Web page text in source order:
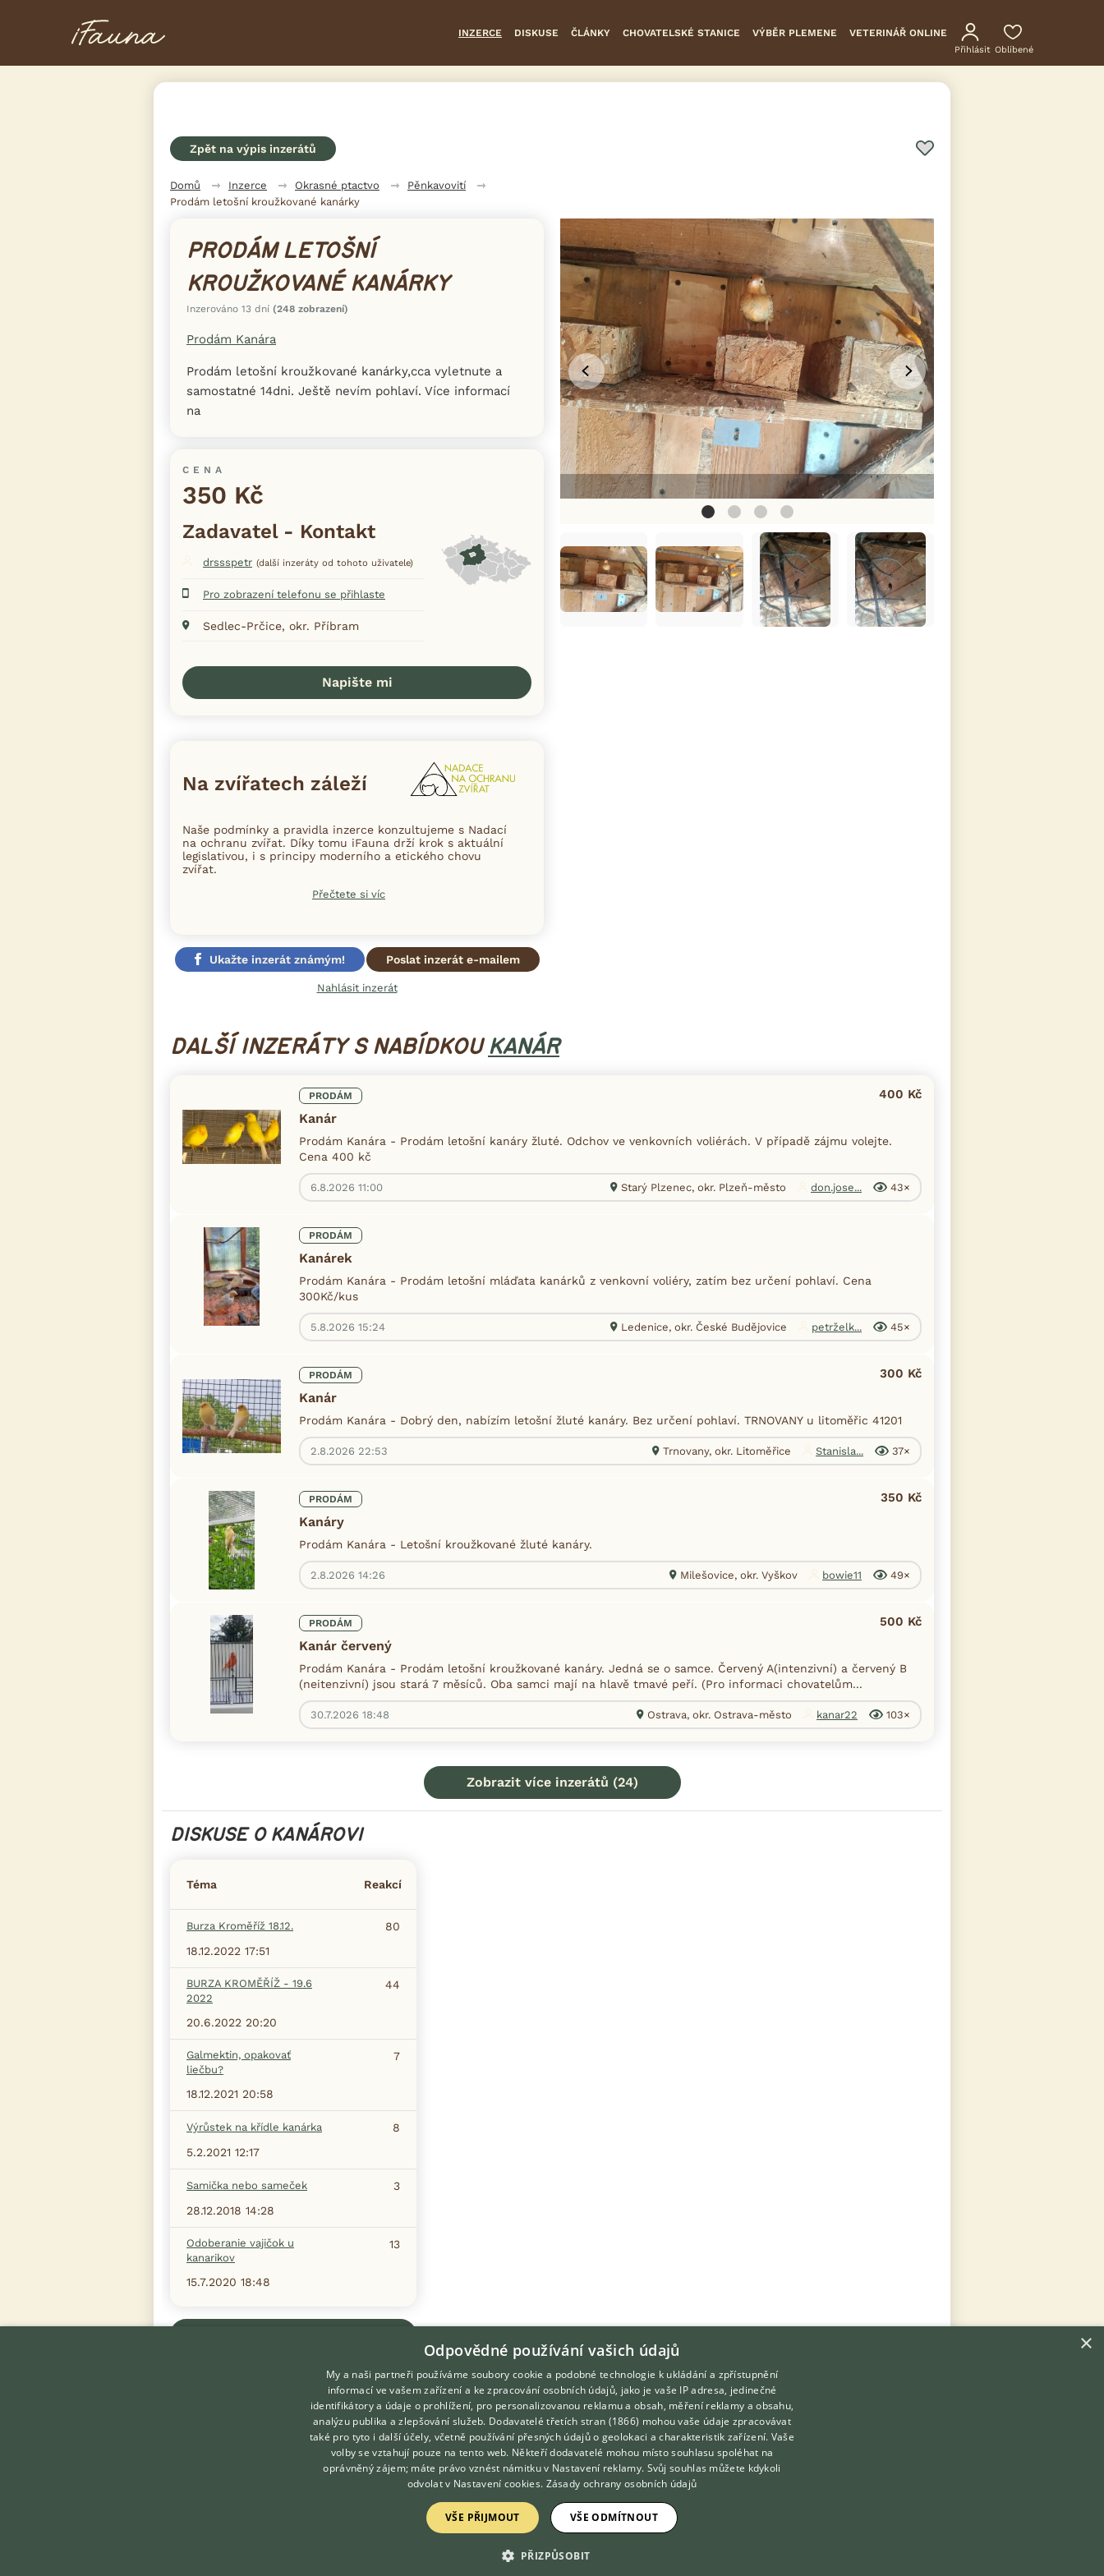
INZERCE DISKUSE ČLÁNKY CHOVATELSKÉ STANICE VÝBĚR PLEMENE VETERINÁŘ ONLINE
Přihlásit Oblíbené
Zpět na výpis inzerátů
Domů Inzerce Okrasné ptactvo
Pěnkavovití
Prodám letošní kroužkované kanárky
PRODÁM LETOŠNÍ
KROUŽKOVANÉ KANÁRKY
Inzerováno 13 dní (248 zobrazení)
Prodám Kanára
Prodám letošní kroužkované kanárky,cca vyletnute a
samostatné 14dni. Ještě nevím pohlaví. Více informací
na
CENA
350 Kč
Zadavatel - Kontakt
drssspetr (další inzeráty od tohoto uživatele)
Pro zobrazení telefonu se přihlaste
Sedlec-Prčice, okr. Příbram
Napište mi
Na zvířatech záleží
Naše podmínky a pravidla inzerce konzultujeme s Nadací
na ochranu zvířat. Díky tomu iFauna drží krok s aktuální
legislativou, i s principy moderního a etického chovu
zvířat.
Přečtete si víc
Ukažte inzerát známým! Poslat inzerát e-mailem
Nahlásit inzerát
DALŠÍ INZERÁTY S NABÍDKOU KANÁR
PRODÁM
Kanár
400 Kč
Prodám Kanára - Prodám letošní kanáry žluté. Odchov ve venkovních voliérách. V případě zájmu volejte.
Cena 400 kč
6.8.2026 11:00 Starý Plzenec, okr. Plzeň-město don.jose... 43×
PRODÁM
Kanárek
Prodám Kanára - Prodám letošní mláďata kanárků z venkovní voliéry, zatím bez určení pohlaví. Cena
300Kč/kus
5.8.2026 15:24 Ledenice, okr. České Budějovice petrželk... 45×
PRODÁM
Kanár
300 Kč
Prodám Kanára - Dobrý den, nabízím letošní žluté kanáry. Bez určení pohlaví. TRNOVANY u litoměřic 41201
2.8.2026 22:53 Trnovany, okr. Litoměřice Stanisla... 37×
PRODÁM
Kanáry
350 Kč
Prodám Kanára - Letošní kroužkované žluté kanáry.
2.8.2026 14:26 Milešovice, okr. Vyškov bowie11 49×
PRODÁM
Kanár červený
500 Kč
Prodám Kanára - Prodám letošní kroužkované kanáry. Jedná se o samce. Červený A(intenzivní) a červený B
(neitenzivní) jsou stará 7 měsíců. Oba samci mají na hlavě tmavé peří. (Pro informaci chovatelům...
30.7.2026 18:48 Ostrava, okr. Ostrava-město kanar22 103×
Zobrazit více inzerátů (24)
DISKUSE O KANÁROVI
Téma Reakcí
Burza Kroměříž 18.12.
80
18.12.2022 17:51
BURZA KROMĚŘÍŽ - 19.6
2022
44
20.6.2022 20:20
Galmektin, opakovať
liečbu?
7
18.12.2021 20:58
Výrůstek na křídle kanárka
8
5.2.2021 12:17
Samička nebo sameček
3
28.12.2018 14:28
Odoberanie vajičok u
kanarikov
13
15.7.2020 18:48
KONTAKT DO REDAKCE
DOMOVSKÁ STRÁNKA
INZERCE
DISKUSE
O nás
Kontakt
Možnosti zvýraznění inzerátů
Zpracování osobních údajů
×
Odpovědné používání vašich údajů
My a naši partneři používáme soubory cookie a podobné technologie k ukládání a zpřístupnění
informací ve vašem zařízení a ke zpracování osobních údajů, jako je vaše IP adresa, jedinečné
identifikátory a údaje o prohlížení, pro personalizovanou reklamu a obsah, měření reklamy a obsahu,
analýzu publika a zlepšování služeb. Dodavatelé třetích stran (1866) mohou vaše údaje zpracovávat
také pro tyto i další účely, včetně používání přesných údajů o geolokaci a charakteristik zařízení. Vaše
volby se vztahují pouze na tento web. Někteří dodavatelé mohou místo souhlasu spoléhat na
oprávněný zájem; máte právo vznést námitku v Nastavení reklamy. Svůj souhlas můžete kdykoli
odvolat v Nastavení cookies. Zásady ochrany osobních údajů
VŠE PŘIJMOUT VŠE ODMÍTNOUT
PŘIZPŮSOBIT